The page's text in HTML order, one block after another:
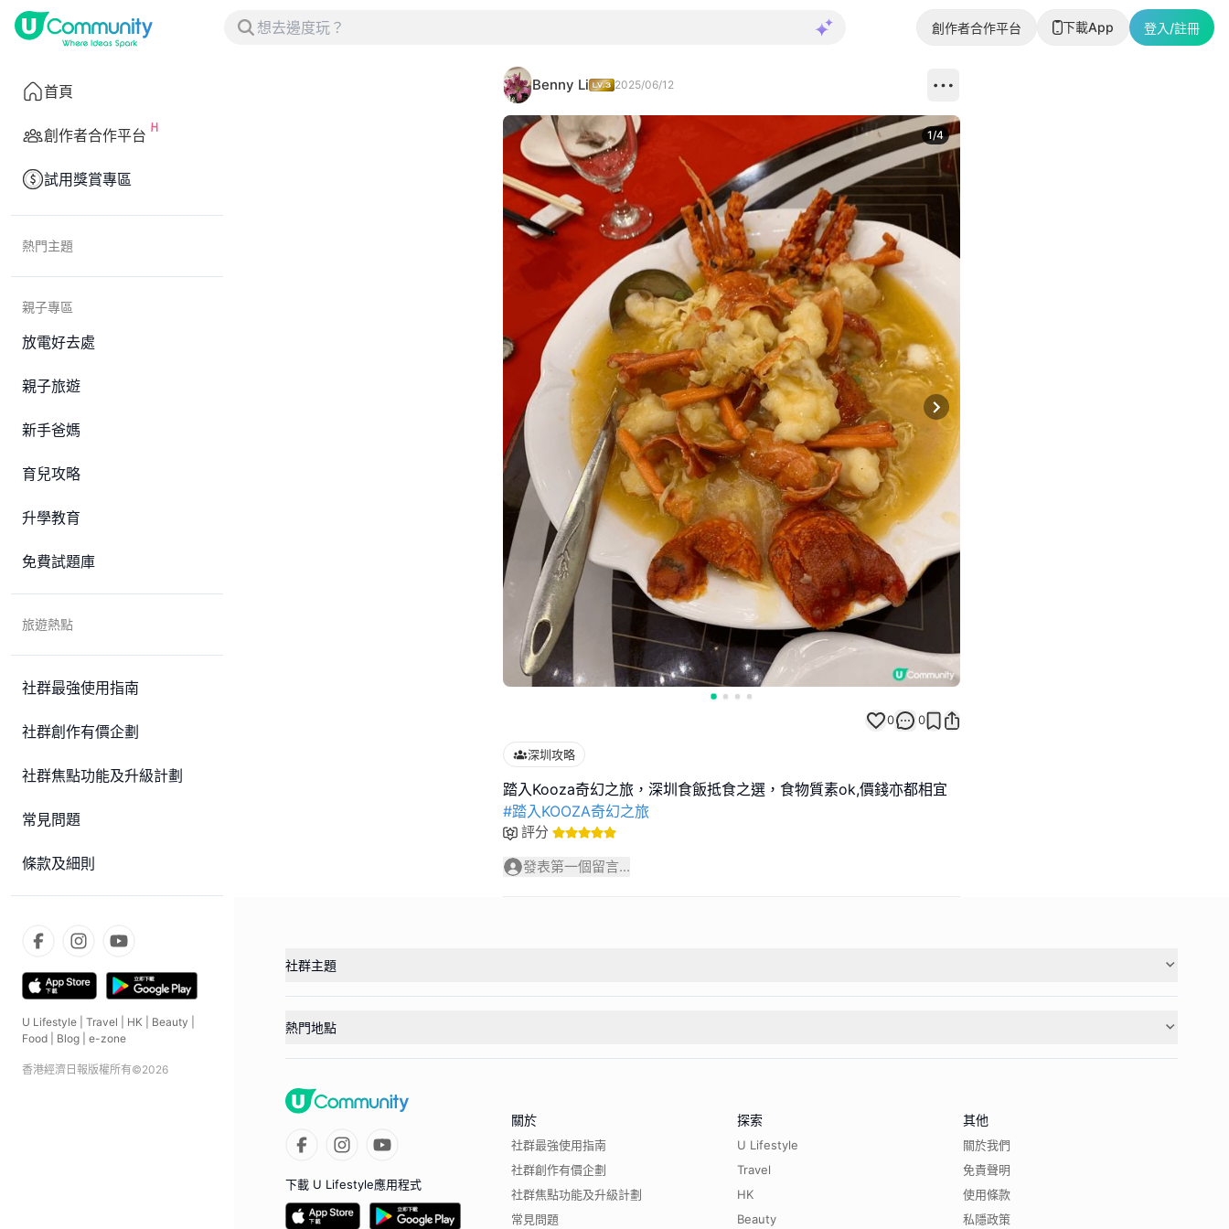
創作者合作平台 下載App 登入/註冊
首頁
創作者合作平台
試用獎賞專區
熱門主題
親子專區
放電好去處
親子旅遊
新手爸媽
育兒攻略
升學教育
免費試題庫
旅遊熱點
社群最強使用指南
社群創作有價企劃
社群焦點功能及升級計劃
常見問題
條款及細則
U Lifestyle Travel HK Beauty
Food
Blog e-zone
香港經濟日報版權所有©2026
Benny Li 2025/06/12
Next slide
1/4
0 0
深圳攻略
#踏入KOOZA奇幻之旅
評分
發表第一個留言...
社群主題
熱門地點
下載 U Lifestyle應用程式
關於
社群最強使用指南
社群創作有價企劃
社群焦點功能及升級計劃
常見問題
探索
U Lifestyle
Travel
HK
Beauty
其他
關於我們
免責聲明
使用條款
私隱政策